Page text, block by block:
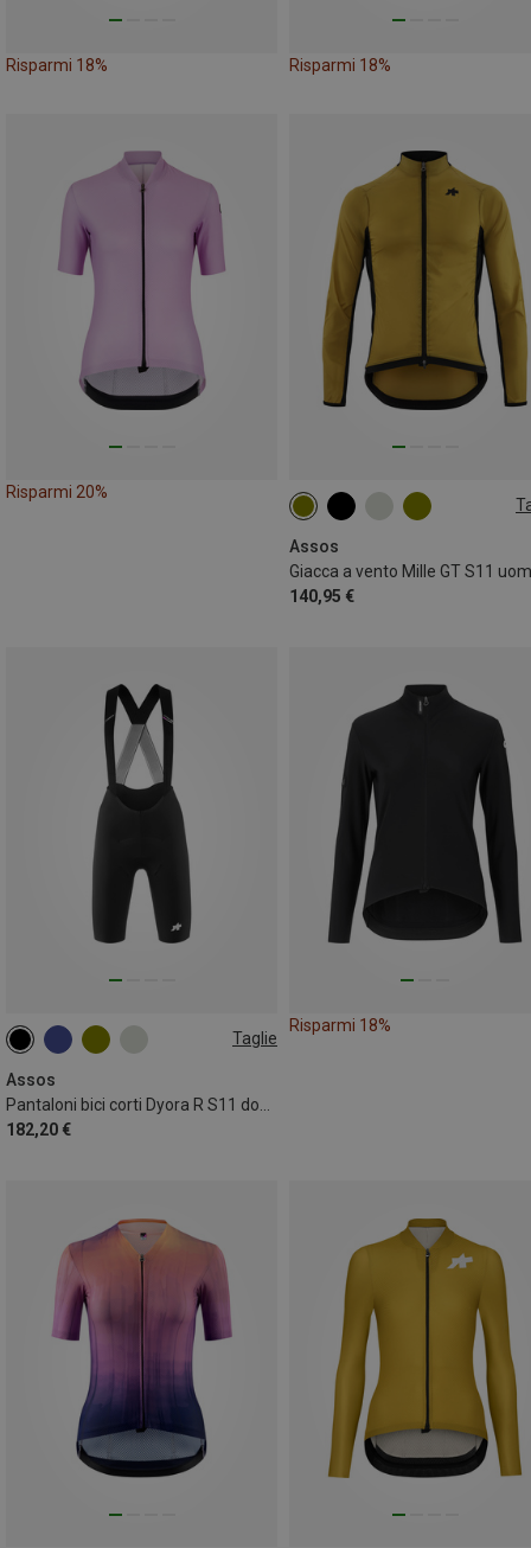
Risparmi 18% Risparmi 18%
Risparmi 20%
Assos
Giacca a vento Mille GT S11
140,95 €
S M L XL
Taglie
Assos
182,20 €
XS S M
XXL
Risparmi 18%